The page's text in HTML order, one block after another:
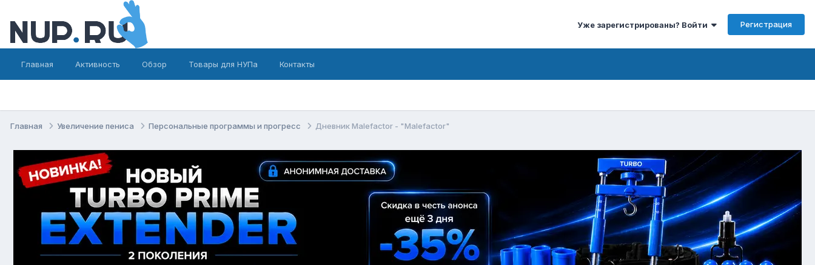
Уже зарегистрированы? Войти Регистрация
Главная Активность Обзор Товары для НУПа Контакты
Главная Увеличение пениса Персональные программы и прогресс Дневник Malefactor - "Malefactor"